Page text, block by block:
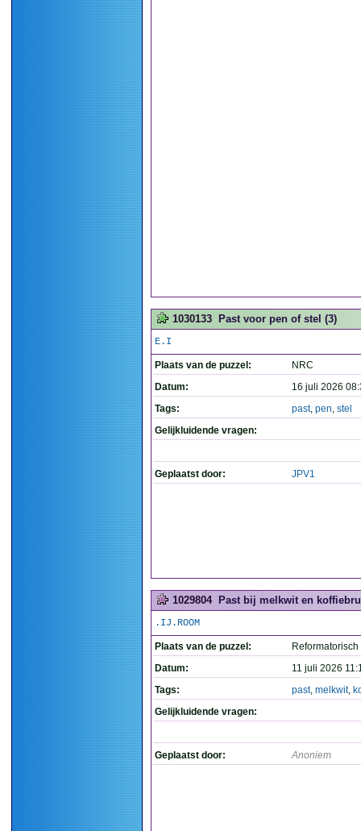
1030133 Past voor pen of stel (3)
E.I
Plaats van de puzzel:
NRC
Datum:
16 juli 2026
Tags:
past, pen, stel
Gelijkluidende vragen:
Geplaatst door: JPV1
1029804 Past bij melkwit en
.IJ.ROOM
Plaats van de puzzel:
Datum:
11 juli 2026
Tags:
past, melkwit,
Gelijkluidende vragen:
Geplaatst door: Anoniem